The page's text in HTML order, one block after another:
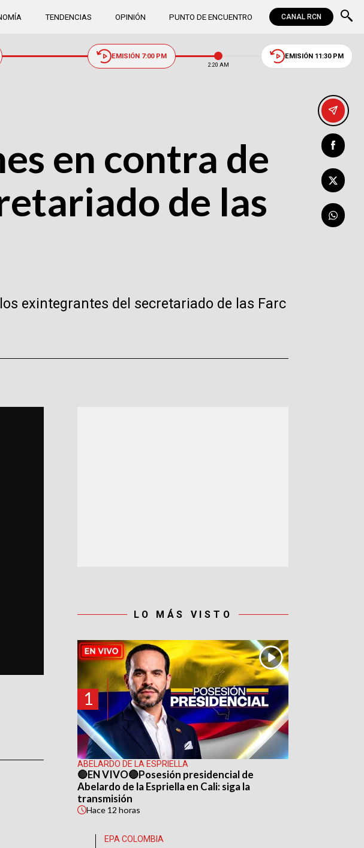
TENDENCIAS OPINIÓN PUNTO DE ENCUENTRO CANAL RCN
EMISIÓN 7:00 PM
2:20 AM
EMISIÓN 11:30 PM
en contra de
de las
exintegrantes del secretariado de las Farc
LO MÁS VISTO
1
ABELARDO DE LA ESPRIELLA
🔴EN VIVO🔴Posesión presidencial de
Abelardo de la Espriella en Cali: siga la
transmisión
Hace 12 horas
EPA COLOMBIA